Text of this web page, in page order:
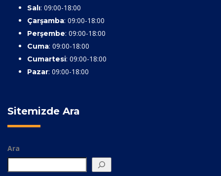
Salı: 09:00-18:00
Çarşamba: 09:00-18:00
Perşembe: 09:00-18:00
Cuma: 09:00-18:00
Cumartesi: 09:00-18:00
Pazar: 09:00-18:00
Sitemizde Ara
Ara